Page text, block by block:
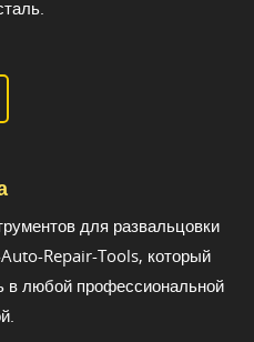
для развальцовки
Repair-Tools, который
в любой профессиональной